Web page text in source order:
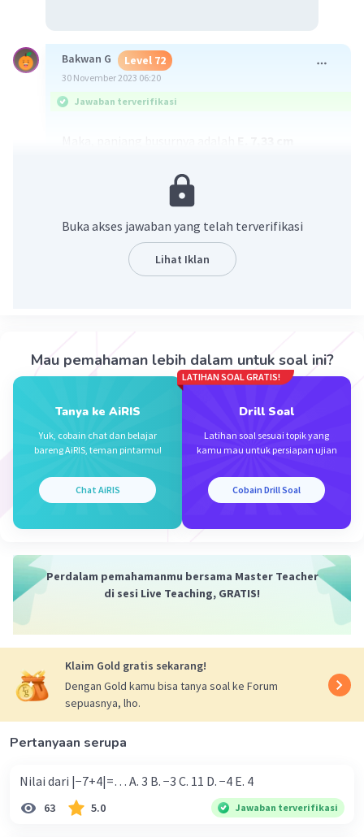
Bakwan G Level 72
30 November 2023 06:20
Jawaban terverifikasi
• <AOB = 60°
panjang busur AB
Panjang busur = ((<AOB)/
) × π × d
Selesai :D🙏
Beri Rating·5.0
Buka akses jawaban yang telah terverifikasi
Lihat Iklan
Mau pemahaman lebih dalam untuk soal ini?
Tanya ke AiRIS
Yuk, cobain chat dan belajar
bareng AiRIS, teman pintarmu!
Chat AiRIS
LATIHAN SOAL GRATIS!
Drill Soal
Latihan soal sesuai topik yang
kamu mau untuk persiapan ujian
Cobain Drill Soal
Perdalam pemahamanmu bersama Master Teacher
di sesi Live Teaching, GRATIS!
Klaim Gold gratis sekarang!
Dengan Gold kamu bisa tanya soal ke Forum
sepuasnya, lho.
Pertanyaan serupa
Nilai dari |−7+4|=… A. 3 B. −3 C. 11 D. −4 E. 4
63 5.0 Jawaban terverifikasi